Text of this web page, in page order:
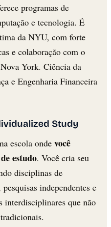
programas de
e tecnologia. É
da NYU, com forte
e colaboração com o
York. Ciência da
e Engenharia Financeira
Study
escola onde você
estudo. Você cria seu
disciplinas de
independentes e
interdisciplinares que não